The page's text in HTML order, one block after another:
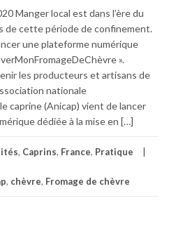
Manger local est dans l’ère du
de cette période de confinement.
une plateforme numérique
».
les producteurs et artisans de
nationale
caprine (Anicap) vient de lancer
dédiée à la mise en […]
, Caprins, France, Pratique
, chèvre, Fromage de chèvre